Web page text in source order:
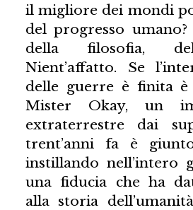
il migliore dei mondi
del progresso umano?
della filosofia,
Nient’affatto. Se
delle guerre è finita è
Mister Okay, un
extraterrestre dai
trent’anni fa è
instillando nell’intero
una fiducia che ha
alla storia